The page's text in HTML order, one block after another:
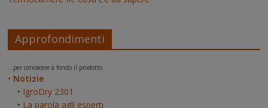
Approfondimenti
...per conoscere a fondo il prodotto
• Notizie
• IgroDry 2301
• La parola agli esperti